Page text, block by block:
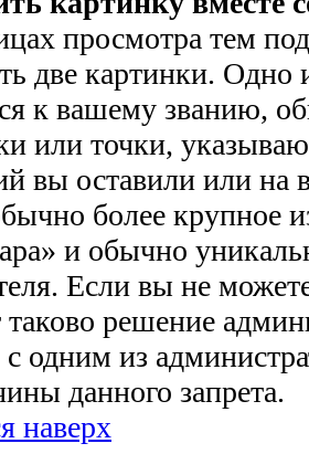
просмотра тем
две картинки. Одно
к вашему званию,
или точки,
вы оставили или на
более крупное
и обычно
Если вы не
таково решение
с одним из
данного запрета.
наверх